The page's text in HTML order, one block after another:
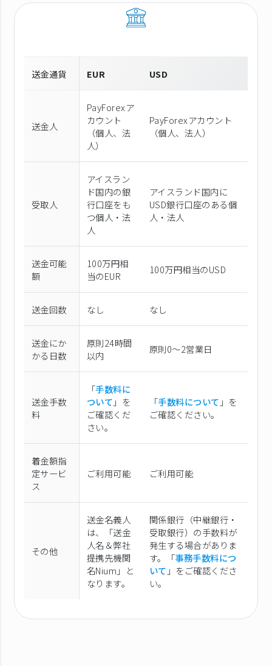
送金通貨 EUR USD
送金人
PayForexア
カウント
（個⼈、法
⼈）
PayForexアカウント
（個⼈、法⼈）
受取人
アイスラン
ド国内の銀
行口座をも
つ個人・法
人
アイスランド国内に
USD銀行口座のある個
人・法人
送金可能
額
100万円相
当のEUR
100万円相当のUSD
送金回数 なし なし
送金にか
かる日数
原則24時間
以内
原則0〜2営業日
送金手数
料
「手数料に
ついて 」を
ご確認くだ
さい。
「手数料について 」を
ご確認ください。
着金額指
定サービ
ス
ご利用可能 ご利用可能
その他
送金名義人
は、「送金
人名＆弊社
提携先機関
名Nium」と
なります。
関係銀行（中継銀行・
受取銀行）の手数料が
発生する場合がありま
す。「事務手数料につ
いて 」をご確認くださ
い。